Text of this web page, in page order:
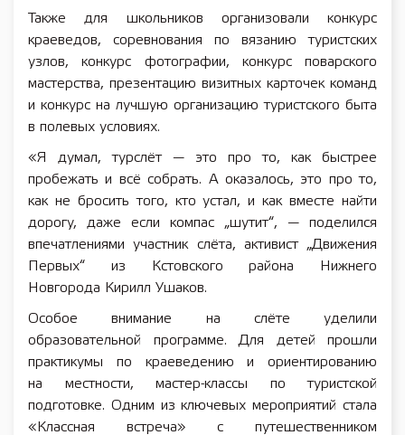
Также для школьников организовали конкурс
краеведов, соревнования по вязанию туристских
узлов, конкурс фотографии, конкурс поварского
мастерства, презентацию визитных карточек команд
и конкурс на лучшую организацию туристского быта
в полевых условиях.
«Я думал, турслёт — это про то, как быстрее
пробежать и всё собрать. А оказалось, это про то,
как не бросить того, кто устал, и как вместе найти
дорогу, даже если компас „шутит“, — поделился
впечатлениями участник слёта, активист „Движения
Первых“ из Кстовского района Нижнего
Новгорода Кирилл Ушаков.
Особое внимание на слёте уделили
образовательной программе. Для детей прошли
практикумы по краеведению и ориентированию
на местности, мастер-классы по туристской
подготовке. Одним из ключевых мероприятий стала
«Классная встреча» с путешественником